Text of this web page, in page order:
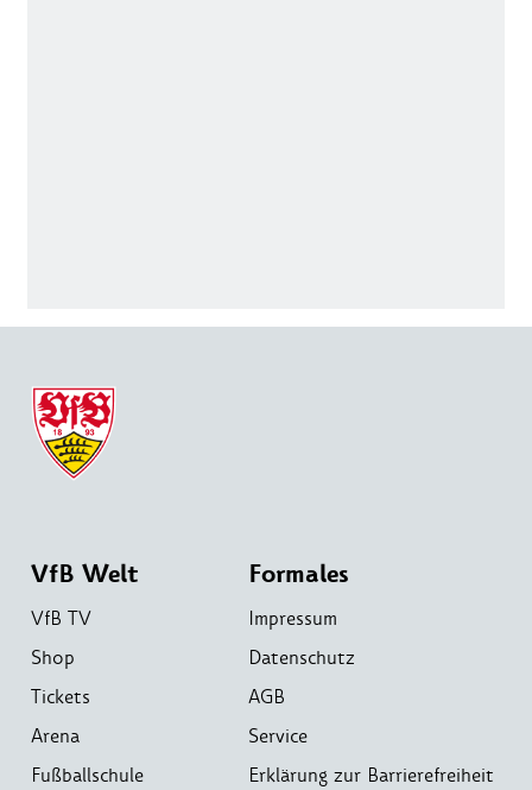
VfB Welt
VfB TV
Shop
Tickets
Arena
Fußballschule
Formales
Impressum
Datenschutz
AGB
Service
Erklärung zur Barrierefreiheit